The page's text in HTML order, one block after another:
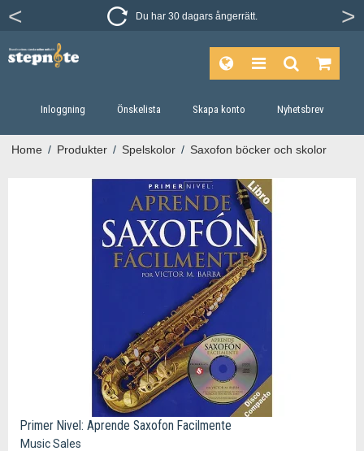
Du har 30 dagars ångerrätt.
Inloggning Önskelista Skapa konto Nyhetsbrev
Home / Produkter / Spelskolor / Saxofon böcker och skolor
Primer Nivel: Aprende Saxofon Facilmente
Music Sales